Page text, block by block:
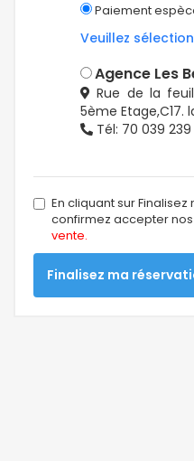
Paiement
Veuillez
Agence Les
Rue de la
5ème Etage,C17.
Tél: 70 039
En cliquant sur
confirmez accepter nos
vente.
Finalisez ma